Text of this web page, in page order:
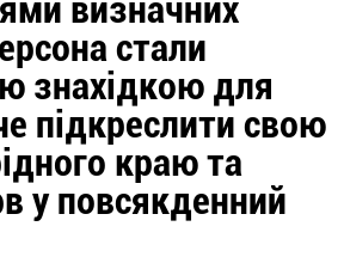
визначних
стали
знахідкою для
підкреслити свою
краю та
у повсякденний